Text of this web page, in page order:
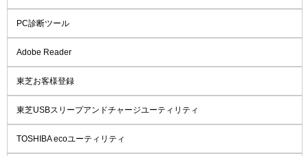
PC診断ツール
Adobe Reader
東芝お客様登録
東芝USBスリープアンドチャージユーティリティ
TOSHIBA ecoユーティリティ